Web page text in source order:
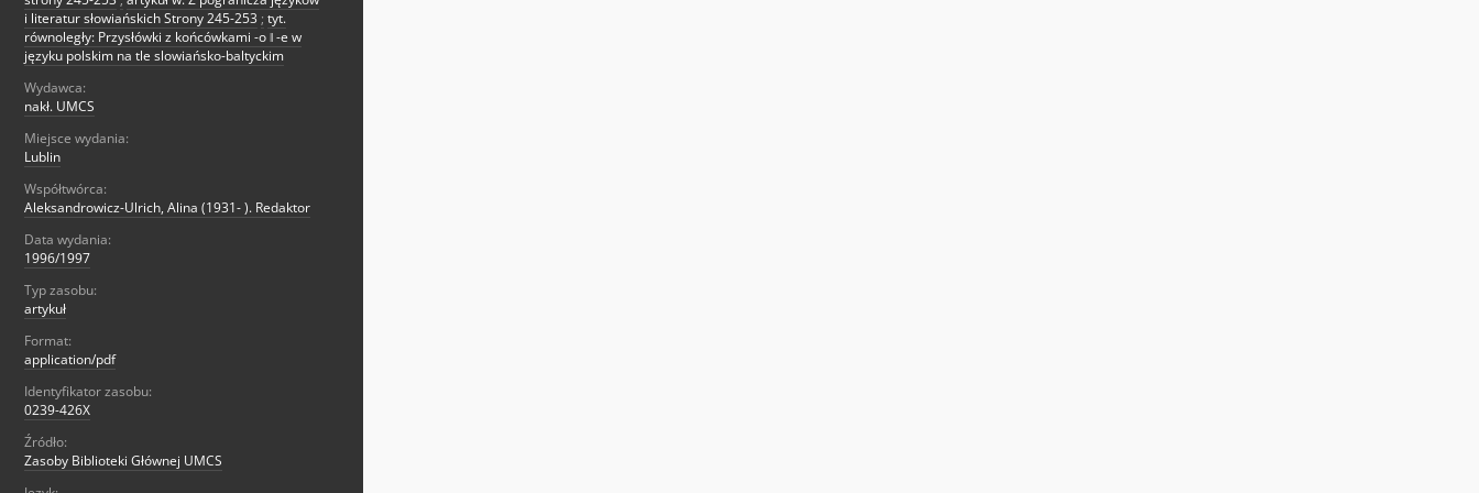
i literatur słowiańskich Strony 245-253 ; tyt.
równoległy: Przysłówki z końcówkami -o ‖ -e w
języku polskim na tle slowiańsko-baltyckim
Wydawca:
nakł. UMCS
Miejsce wydania:
Lublin
Współtwórca:
Aleksandrowicz-Ulrich, Alina (1931- ). Redaktor
Data wydania:
1996/1997
Typ zasobu:
artykuł
Format:
application/pdf
Identyfikator zasobu:
0239-426X
Źródło:
Zasoby Biblioteki Głównej UMCS